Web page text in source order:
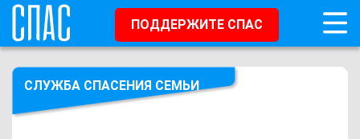
ПОДДЕРЖИТЕ СПАС
СЛУЖБА СПАСЕНИЯ СЕМЬИ